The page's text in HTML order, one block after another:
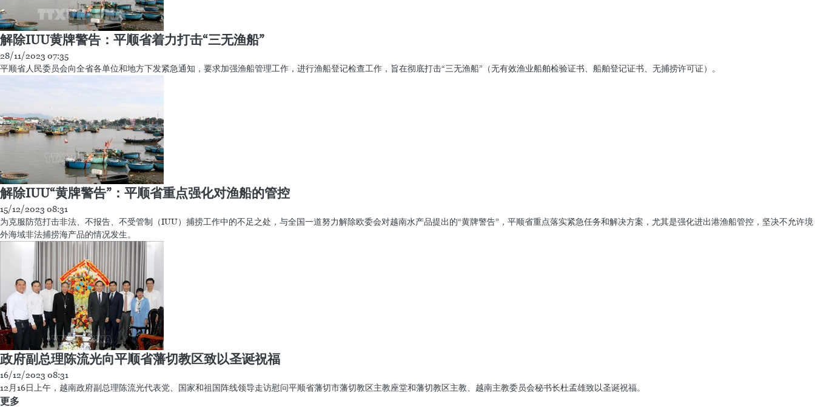
解除IUU黄牌警告：平顺省着力打击“三无渔船”
28/11/2023 07:35
平顺省人民委员会向全省各单位和地方下发紧急通知，要求加强渔船管理工作，进行渔船登记检查工作，旨在彻底打击“三无渔船”（无有效渔业船舶检验证书、船舶登记证书、无捕捞许可证）。
解除IUU“黄牌警告”：平顺省重点强化对渔船的管控
15/12/2023 08:31
为克服防范打击非法、不报告、不受管制（IUU）捕捞工作中的不足之处，与全国一道努力解除欧委会对越南水产品提出的“黄牌警告”，平顺省重点落实紧急任务和解决方案，尤其是强化进出港渔船管控，坚决不允许境
外海域非法捕捞海产品的情况发生。
政府副总理陈流光向平顺省藩切教区致以圣诞祝福
16/12/2023 08:31
12月16日上午，越南政府副总理陈流光代表党、国家和祖国阵线领导走访慰问平顺省藩切市藩切教区主教座堂和藩切教区主教、越南主教委员会秘书长杜孟雄致以圣诞祝福。
更多